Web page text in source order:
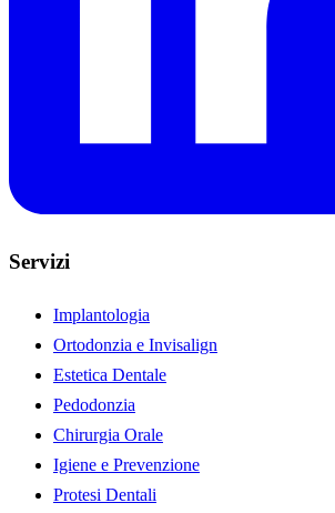
Servizi
Implantologia
Ortodonzia e Invisalign
Estetica Dentale
Pedodonzia
Chirurgia Orale
Igiene e Prevenzione
Protesi Dentali